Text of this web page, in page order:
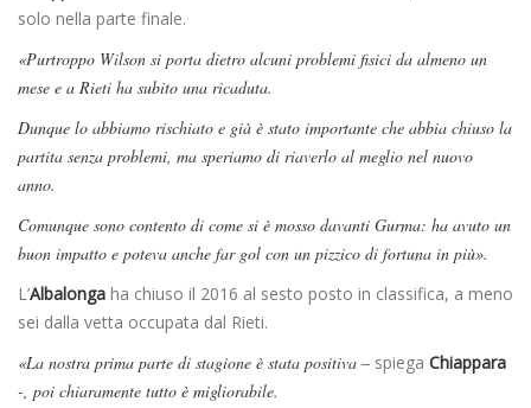
solo nella parte finale.
«Purtroppo Wilson si porta dietro alcuni problemi fisici da almeno un
mese e a Rieti ha subito una ricaduta.
Dunque lo abbiamo rischiato e già è stato importante che abbia chiuso la
partita senza problemi, ma speriamo di riaverlo al meglio nel nuovo
anno.
Comunque sono contento di come si è mosso davanti Gurma: ha avuto un
buon impatto e poteva anche far gol con un pizzico di fortuna in più».
L’Albalonga ha chiuso il 2016 al sesto posto in classifica, a meno
sei dalla vetta occupata dal Rieti.
«La nostra prima parte di stagione è stata positiva – spiega Chiappara
-, poi chiaramente tutto è migliorabile.